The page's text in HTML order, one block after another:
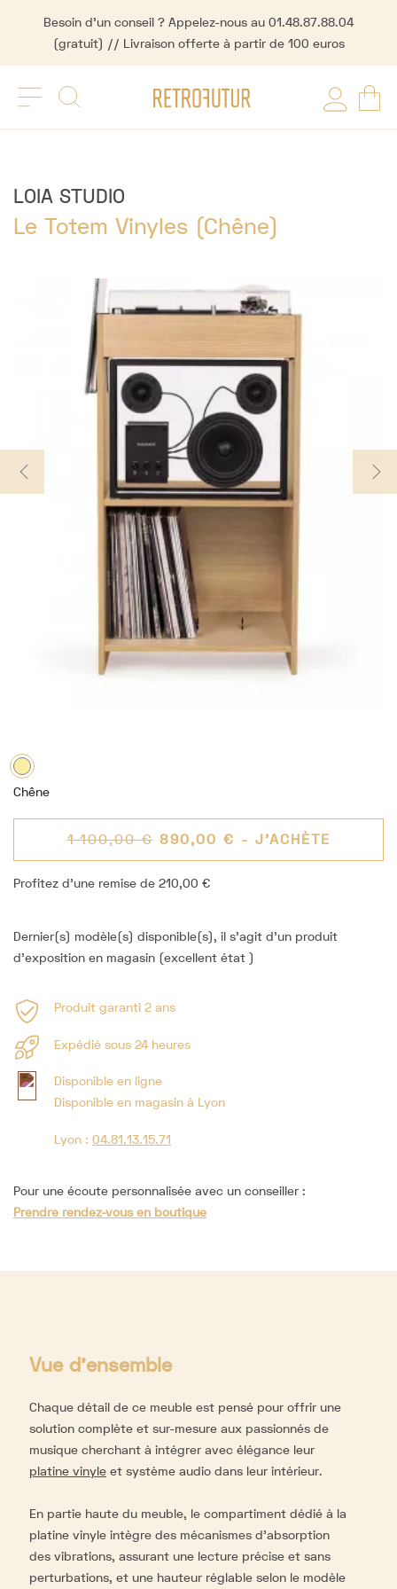
Besoin d'un conseil ? Appelez-nous au 01.48.87.88.04
(gratuit) // Livraison offerte à partir de 100 euros
LOIA STUDIO
Le Totem Vinyles (Chêne)
Chêne
1 100,00 € 890,00 € - J'ACHÈTE
Profitez d'une remise de 210,00 €
Dernier(s) modèle(s) disponible(s), il s'agit d'un produit
d'exposition en magasin (excellent état )
Produit garanti 2 ans
Expédié sous 24 heures
Disponible en ligne
Disponible en magasin à Lyon
Lyon : 04.81.13.15.71
Pour une écoute personnalisée avec un conseiller :
Prendre rendez-vous en boutique
Vue d'ensemble
Chaque détail de ce meuble est pensé pour offrir une
solution complète et sur-mesure aux passionnés de
musique cherchant à intégrer avec élégance leur
platine vinyle et système audio dans leur intérieur.
En partie haute du meuble, le compartiment dédié à la
platine vinyle intègre des mécanismes d'absorption
des vibrations, assurant une lecture précise et sans
perturbations, et une hauteur réglable selon le modèle